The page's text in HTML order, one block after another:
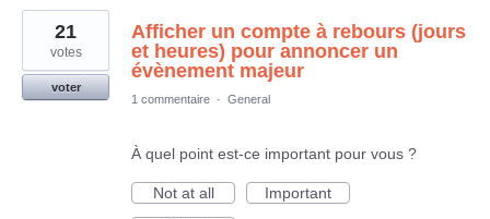
Afficher un compte à rebours (jours
et heures) pour annoncer un
évènement majeur
21
votes
voter
1 commentaire · General
À quel point est-ce important pour vous ?
Not at all
Important